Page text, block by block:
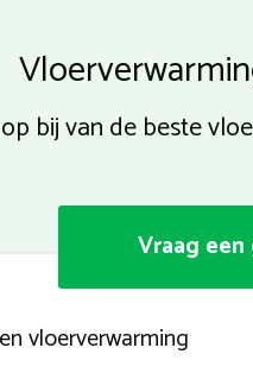
bij van de beste
Vraag
vloerverwarming